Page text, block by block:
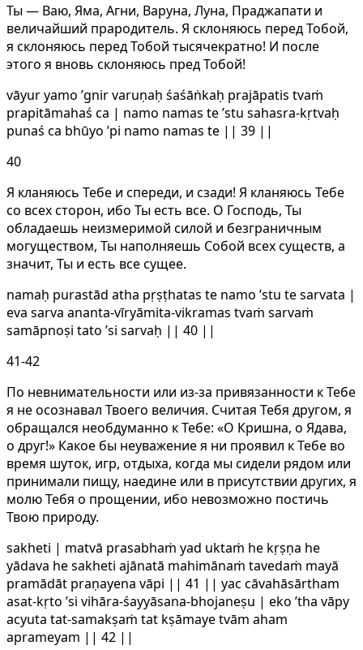
Ты — Ваю, Яма, Агни, Варуна, Луна, Праджапати и
величайший прародитель. Я склоняюсь перед Тобой,
я склоняюсь перед Тобой тысячекратно! И после
этого я вновь склоняюсь пред Тобой!
vāyur yamo ’gnir varuṇaḥ śaśāṅkaḥ prajāpatis tvaṁ
prapitāmahaś ca | namo namas te ’stu sahasra-kṛtvaḥ
punaś ca bhūyo ’pi namo namas te || 39 ||
40
Я кланяюсь Тебе и спереди, и сзади! Я кланяюсь Тебе
со всех сторон, ибо Ты есть все. О Господь, Ты
обладаешь неизмеримой силой и безграничным
могуществом, Ты наполняешь Собой всех существ, а
значит, Ты и есть все сущее.
namaḥ purastād atha pṛṣṭhatas te namo ’stu te sarvata |
eva sarva ananta-vīryāmita-vikramas tvaṁ sarvaṁ
samāpnoṣi tato ’si sarvaḥ || 40 ||
41-42
По невнимательности или из-за привязанности к Тебе
я не осознавал Твоего величия. Считая Тебя другом, я
обращался необдуманно к Тебе: «О Кришна, о Ядава,
о друг!» Какое бы неуважение я ни проявил к Тебе во
время шуток, игр, отдыха, когда мы сидели рядом или
принимали пищу, наедине или в присутствии других, я
молю Тебя о прощении, ибо невозможно постичь
Твою природу.
sakheti | matvā prasabhaṁ yad uktaṁ he kṛṣṇa he
yādava he sakheti ajānatā mahimānaṁ tavedaṁ mayā
pramādāt praṇayena vāpi || 41 || yac cāvahāsārtham
asat-kṛto ’si vihāra-śayyāsana-bhojaneṣu | eko ’tha vāpy
acyuta tat-samakṣaṁ tat kṣāmaye tvām aham
aprameyam || 42 ||